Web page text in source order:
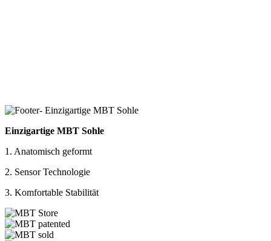
Einzigartige MBT Sohle
1. Anatomisch geformt
2. Sensor Technologie
3. Komfortable Stabilität